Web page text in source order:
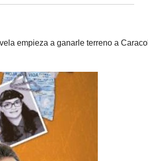
empieza a ganarle terreno a Caracol